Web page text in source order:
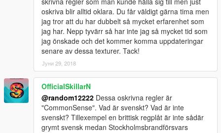
oskriva blir alltid oklara. Du får väldigt gärna tima men
jag tror att du har dubbelt så mycket erfarenhet som
jag har. Nepp tyvärr så har inte jag så mycket tid som
jag önskade och det kommer komma uppdateringar
senare av dessa texturer. Tack!
Јуни 29, 2018
OfficialSkillarN
@random12222 Dessa oskrivna regler är
"CommonSense". Vad är svenskt? Vad är inte
svenskt? Tillexempel en brittisk regplåt är inte sådär
grymt svensk medan Stockholmsbrandförsvars